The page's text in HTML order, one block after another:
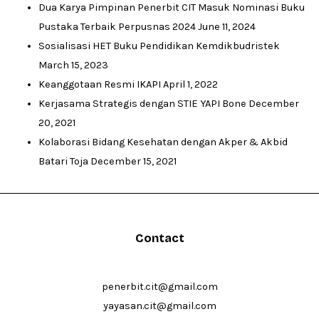
Dua Karya Pimpinan Penerbit CIT Masuk Nominasi Buku
Pustaka Terbaik Perpusnas 2024June 11, 2024
Sosialisasi HET Buku Pendidikan Kemdikbudristek
March 15, 2023
Keanggotaan Resmi IKAPI April 1, 2022
Kerjasama Strategis dengan STIE YAPI Bone December
20, 2021
Kolaborasi Bidang Kesehatan dengan Akper & Akbid
Batari Toja December 15, 2021
Contact
penerbit.cit@gmail.com
yayasan.cit@gmail.com